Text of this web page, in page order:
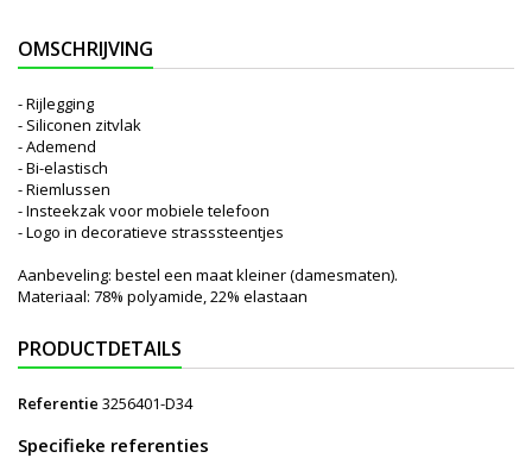
OMSCHRIJVING
- Rijlegging
- Siliconen zitvlak
- Ademend
- Bi-elastisch
- Riemlussen
- Insteekzak voor mobiele telefoon
- Logo in decoratieve strasssteentjes
Aanbeveling: bestel een maat kleiner (damesmaten).
Materiaal: 78% polyamide, 22% elastaan
PRODUCTDETAILS
Referentie 3256401-D34
Specifieke referenties